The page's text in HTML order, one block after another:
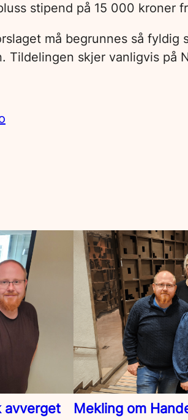
stipend på 15 000 kroner
må begrunnes så fyldig
skjer vanligvis på
avverget
Mekling om